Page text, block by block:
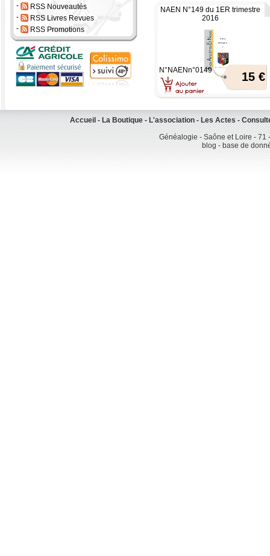
-
RSS Nouveautés
-
RSS Livres Revues
-
RSS Promotions
NAEN N°149 du 1ER trimestre
2016
15 €
N°NAENn°0149
Accueil - La Boutique - L'association - Les Actes -
Généalogie - Saône et Loire -
blog - base de